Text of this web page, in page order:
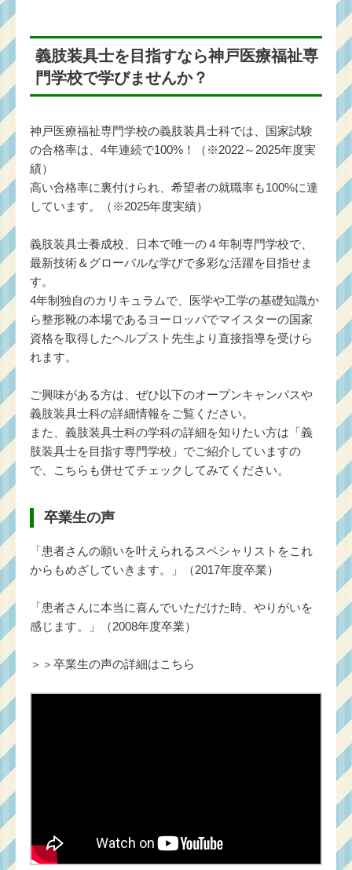
義肢装具士を目指すなら神戸医療福祉専
門学校で学びませんか？
神戸医療福祉専門学校の義肢装具士科では、国家試験
の合格率は、4年連続で100%！（※2022～2025年度実
績）
高い合格率に裏付けられ、希望者の就職率も100%に達
しています。（※2025年度実績）
義肢装具士養成校、日本で唯一の４年制専門学校で、
最新技術＆グローバルな学びで多彩な活躍を目指せま
す。
4年制独自のカリキュラムで、医学や工学の基礎知識か
ら整形靴の本場であるヨーロッパでマイスターの国家
資格を取得したヘルプスト先生より直接指導を受けら
れます。
ご興味がある方は、ぜひ以下のオープンキャンパスや
義肢装具士科の詳細情報をご覧ください。
また、義肢装具士科の学科の詳細を知りたい方は「義
肢装具士を目指す専門学校 」でご紹介していますの
で、こちらも併せてチェックしてみてください。
卒業生の声
「患者さんの願いを叶えられるスペシャリストをこれ
からもめざしていきます。」（2017年度卒業）
「患者さんに本当に喜んでいただけた時、やりがいを
感じます。」（2008年度卒業）
＞＞ 卒業生の声の詳細はこちら